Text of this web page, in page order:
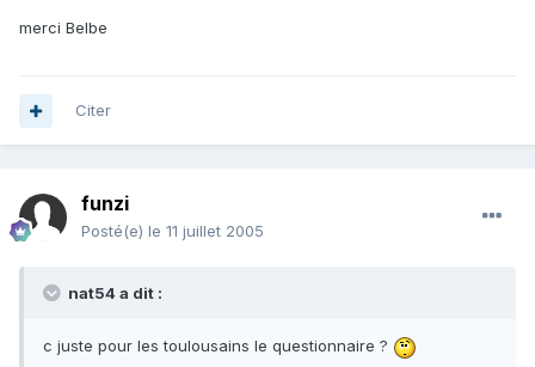
merci Belbe
Citer
funzi
Posté(e) le 11 juillet 2005
nat54 a dit :
c juste pour les toulousains le questionnaire ?